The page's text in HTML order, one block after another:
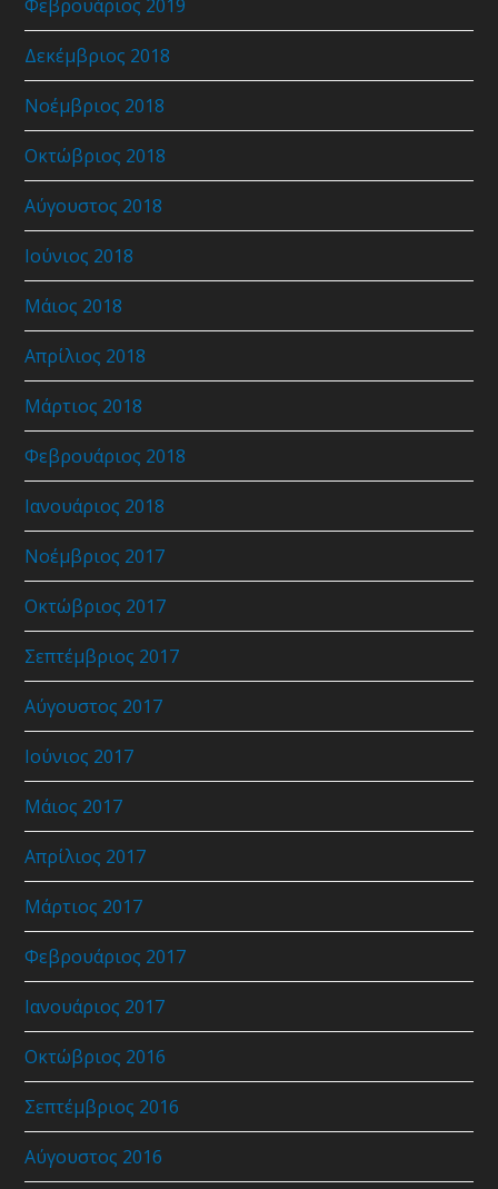
Φεβρουάριος 2019
Δεκέμβριος 2018
Νοέμβριος 2018
Οκτώβριος 2018
Αύγουστος 2018
Ιούνιος 2018
Μάιος 2018
Απρίλιος 2018
Μάρτιος 2018
Φεβρουάριος 2018
Ιανουάριος 2018
Νοέμβριος 2017
Οκτώβριος 2017
Σεπτέμβριος 2017
Αύγουστος 2017
Ιούνιος 2017
Μάιος 2017
Απρίλιος 2017
Μάρτιος 2017
Φεβρουάριος 2017
Ιανουάριος 2017
Οκτώβριος 2016
Σεπτέμβριος 2016
Αύγουστος 2016